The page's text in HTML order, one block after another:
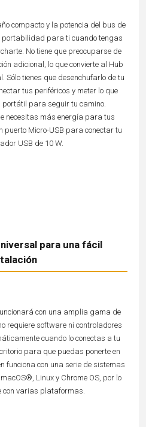
compacto y la potencia del bus de
portabilidad para ti cuando tengas
No tiene que preocuparse de
adicional, lo que convierte al Hub
Sólo tienes que desenchufarlo de tu
tus periféricos y meter lo que
portátil para seguir tu camino.
necesitas más energía para tus
puerto Micro-USB para conectar tu
USB de 10 W.
para una fácil
con una amplia gama de
requiere software ni controladores
cuando lo conectas a tu
para que puedas ponerte en
funciona con una serie de sistemas
Linux y Chrome OS, por lo
con varias plataformas.